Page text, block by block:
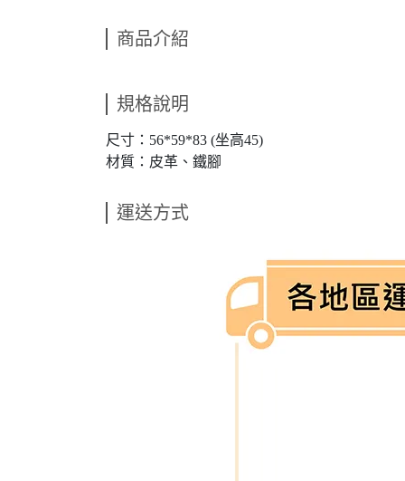
商品介紹
規格說明
尺寸：56*59*83 (坐高45)
材質：皮革、鐵腳
運送方式